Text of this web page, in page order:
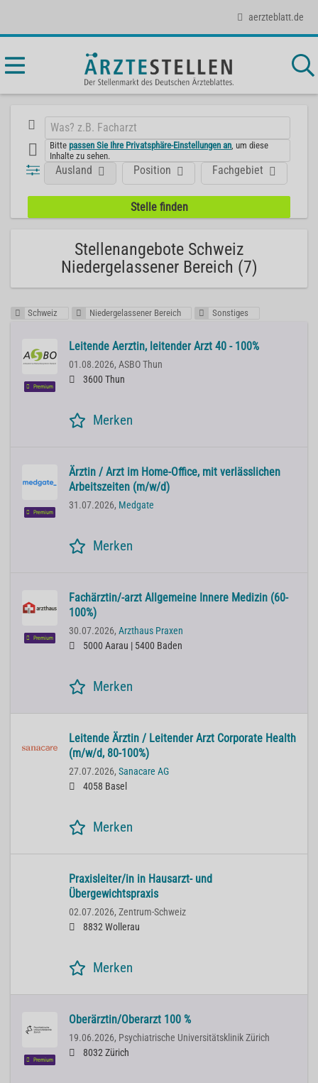
aerzteblatt.de
Bittepassen Sie Ihre Privatsphäre-Einstellungen an , um diese
Inhalte zu sehen.
Position Fachgebiet
Ausland
Stellenangebote Schweiz
Niedergelassener Bereich (7)
Schweiz Niedergelassener Bereich Sonstiges
Premium
Leitende Aerztin, leitender Arzt 40 - 100%
01.08.2026, ASBO Thun
3600 Thun
Merken
Premium
Ärztin / Arzt im Home-Office, mit verlässlichen
Arbeitszeiten (m/w/d)
31.07.2026, Medgate
Merken
Premium
Fachärztin/-arzt Allgemeine Innere Medizin (60-
100%)
30.07.2026, Arzthaus Praxen
5000 Aarau | 5400 Baden
Merken
Lei­ten­de Ärz­tin / Lei­ten­der Arzt Cor­po­ra­te He­alth
(m/w/d, 80-100%)
27.07.2026, Sanacare AG
4058 Basel
Merken
Praxisleiter/in in Hausarzt- und
Übergewichtspraxis
02.07.2026, Zentrum-Schweiz
8832 Wollerau
Merken
Premium
Oberärztin/Oberarzt 100 %
19.06.2026, Psychiatrische Universitätsklinik Zürich
8032 Zürich